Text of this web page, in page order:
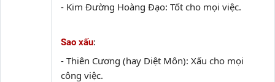
- Kim Đường Hoàng Đạo: Tốt cho mọi việc.
Sao xấu:
- Thiên Cương (hay Diệt Môn): Xấu cho mọi
công việc.